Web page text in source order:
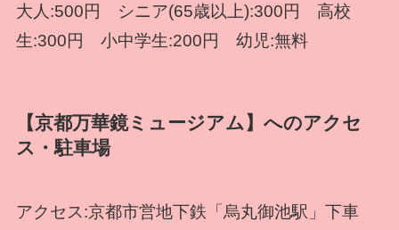
大人:500円 シニア(65歳以上):300円 高校
生:300円 小中学生:200円 幼児:無料
【京都万華鏡ミュージアム】へのアクセ
ス・駐車場
アクセス:京都市営地下鉄「烏丸御池駅」下車